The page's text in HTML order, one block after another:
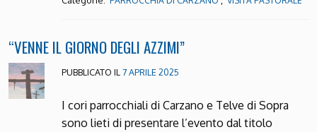
“VENNE IL GIORNO DEGLI AZZIMI”
PUBBLICATO IL 7 APRILE 2025
I cori parrocchiali di Carzano e Telve di Sopra
sono lieti di presentare l’evento dal titolo